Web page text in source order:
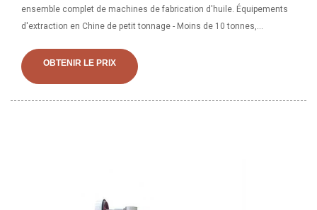
ensemble complet de machines de fabrication d'huile. Équipements
d'extraction en Chine de petit tonnage - Moins de 10 tonnes,
d'extraction de petit tonnage - Moins de 10 tonnes - Henan Intelligent
Equipment Group.
OBTENIR LE PRIX